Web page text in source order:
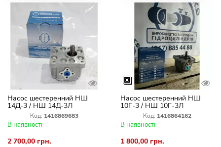
Насос шестеренний НШ
14Д-3 / НШ 14Д-3Л
Код: 1416869683
В наявності
2 700,00 грн.
Насос шестеренний НШ
10Г-3 / НШ 10Г-3Л
Код: 1416864162
В наявності
1 800,00 грн.